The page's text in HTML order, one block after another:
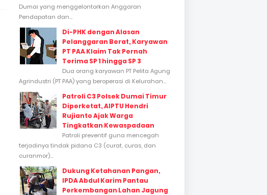
Dumai yang menggelontorkan Anggaran
Pendapatan dan...
Di-PHK dengan Alasan
Pelanggaran Berat, Karyawan
PT PAA Klaim Tak Pernah
Terima SP 1 hingga SP 3
Dua orang karyawan PT Pelita Agung
Agrindustri (PT PAA) yang beroperasi di Kelurahan...
Patroli C3 Polsek Dumai Timur
Diperketat, AIPTU Hendri
Rujianto Ajak Warga
Tingkatkan Kewaspadaan
Patroli preventif guna mencegah
terjadinya tindak pidana C3 (curat, curas, dan
curanmor)...
Dukung Ketahanan Pangan,
IPDA Abdul Karim Pantau
Perkembangan Lahan Jagung